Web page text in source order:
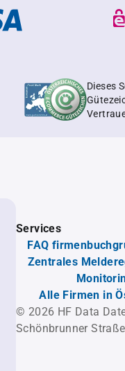
Dieses
Services
FAQ
Zentrales
Alle Firmen in
© 2026 HF Data
Schönbrunner